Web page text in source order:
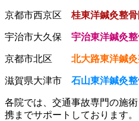
京都市西京区 桂東洋鍼灸整
宇治市大久保 宇治東洋鍼灸
京都市北区 北大路東洋鍼
滋賀県大津市 石山東洋鍼灸
各院では、交通事故専門の施
携までサポートしております。